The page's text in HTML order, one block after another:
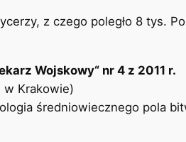
z czego poległo 8 tys.
Wojskowy“ nr 4 z 2011 r.
w Krakowie)
średniowiecznego pola